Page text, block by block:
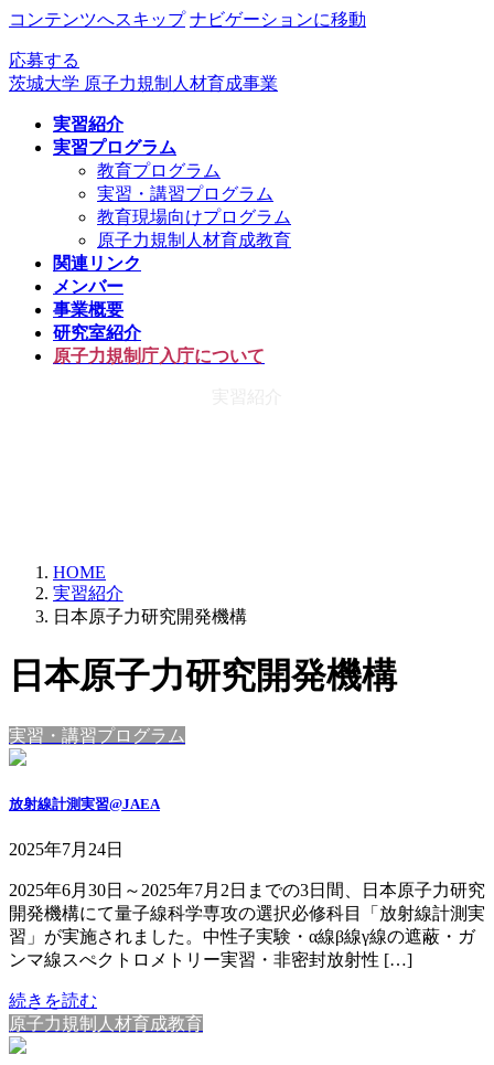
コンテンツへスキップ ナビゲーションに移動
応募する
茨城大学 原子力規制人材育成事業
実習紹介
実習プログラム
教育プログラム
実習・講習プログラム
教育現場向けプログラム
原子力規制人材育成教育
関連リンク
メンバー
事業概要
研究室紹介
原子力規制庁入庁について
HOME
実習紹介
日本原子力研究開発機構
日本原子力研究開発機構
実習・講習プログラム
放射線計測実習@JAEA
2025年7月24日
2025年6月30日～2025年7月2日までの3日間、日本原子力研究
開発機構にて量子線科学専攻の選択必修科目「放射線計測実
習」が実施されました。中性子実験・α線β線γ線の遮蔽・ガ
ンマ線スぺクトロメトリー実習・非密封放射性 […]
続きを読む
原子力規制人材育成教育